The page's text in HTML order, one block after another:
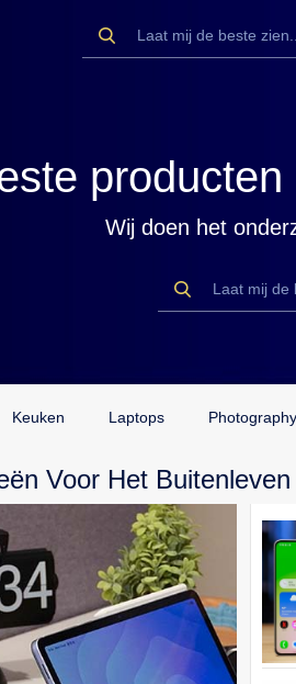
Wij doen het
Keuken Laptops Photography
Voor Het Buitenleven